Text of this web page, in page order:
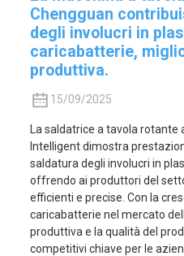
Chengguan
degli involucri in
caricabatterie,
produttiva.
15/09/2025
La saldatrice a tavola
Intelligent dimostra
saldatura degli involucri in
offrendo ai produttori del
efficienti e precise. Con la
caricabatterie nel mercato
produttiva e la qualità del
competitivi chiave per le